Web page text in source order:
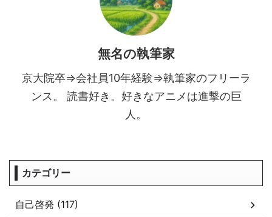
無名の執筆家
京大院卒⇒会社員10年経験⇒執筆家のフリーラ
ンス。 読書好き。好きなアニメは進撃の巨
人。
カテゴリー
自己啓発 (117)